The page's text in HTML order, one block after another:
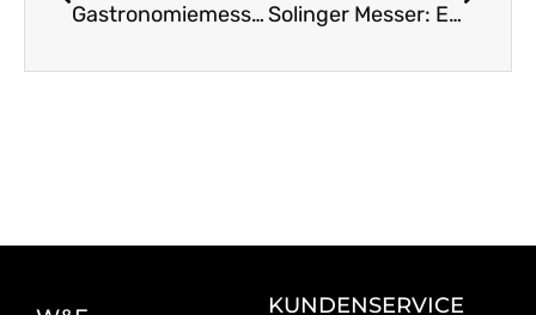
Gastronomiemesser: Materialien und Hygienetipps im Fokus Solinger Messer: Ein Must-Have für jede Küche
KUNDENSERVICE